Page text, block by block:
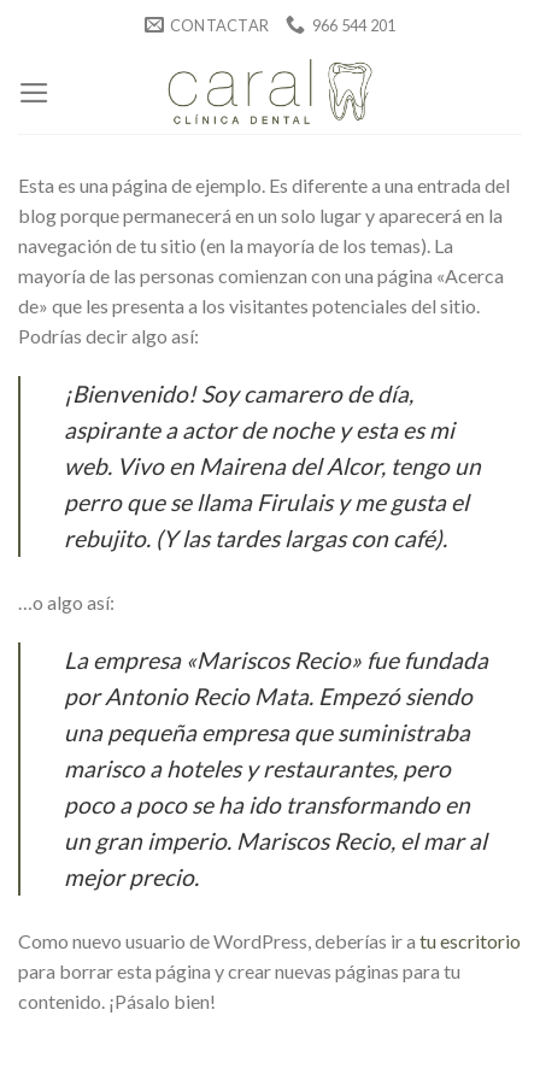
CONTACTAR 966 544 201
Esta es una página de ejemplo. Es diferente a una entrada del
blog porque permanecerá en un solo lugar y aparecerá en la
navegación de tu sitio (en la mayoría de los temas). La
mayoría de las personas comienzan con una página «Acerca
de» que les presenta a los visitantes potenciales del sitio.
Podrías decir algo así:
¡Bienvenido! Soy camarero de día,
aspirante a actor de noche y esta es mi
web. Vivo en Mairena del Alcor, tengo un
perro que se llama Firulais y me gusta el
rebujito. (Y las tardes largas con café).
…o algo así:
La empresa «Mariscos Recio» fue fundada
por Antonio Recio Mata. Empezó siendo
una pequeña empresa que suministraba
marisco a hoteles y restaurantes, pero
poco a poco se ha ido transformando en
un gran imperio. Mariscos Recio, el mar al
mejor precio.
Como nuevo usuario de WordPress, deberías ir a tu escritorio
para borrar esta página y crear nuevas páginas para tu
contenido. ¡Pásalo bien!